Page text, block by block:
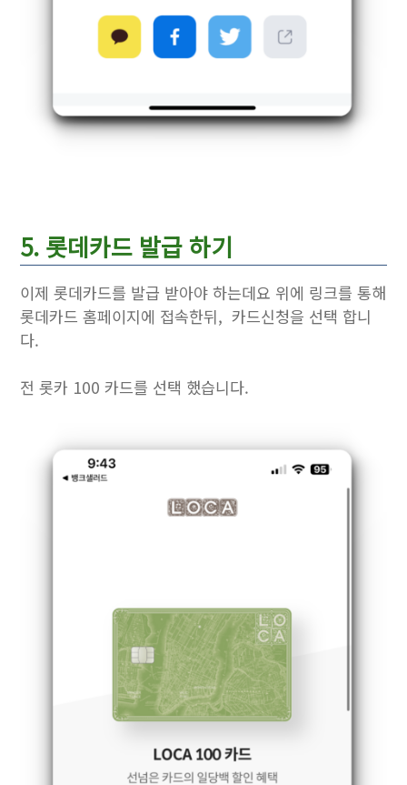
5. 롯데카드 발급 하기
이제 롯데카드를 발급 받아야 하는데요 위에 링크를 통해
롯데카드 홈페이지에 접속한뒤, 카드신청을 선택 합니
다.
전 롯카 100 카드를 선택 했습니다.